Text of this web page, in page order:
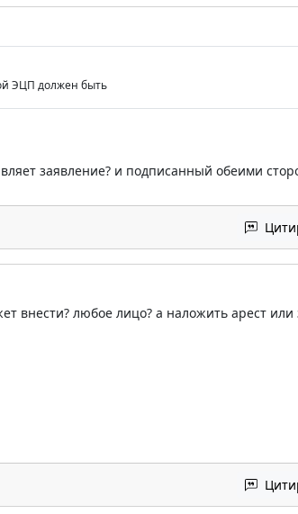
ЭЦП должен быть
заявление? и подписанный обеими
внести? любое лицо? а наложить арест или